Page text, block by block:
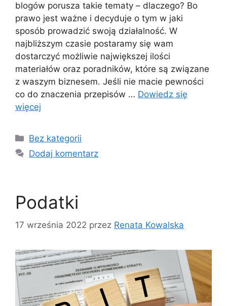
blogów porusza takie tematy – dlaczego? Bo
prawo jest ważne i decyduje o tym w jaki
sposób prowadzić swoją działalność. W
najbliższym czasie postaramy się wam
dostarczyć możliwie największej ilości
materiałów oraz poradników, które są związane
z waszym biznesem. Jeśli nie macie pewności
co do znaczenia przepisów … Dowiedz się
więcej
Kategorie
Bez kategorii
Dodaj komentarz
Podatki
17 września 2022 przez Renata Kowalska